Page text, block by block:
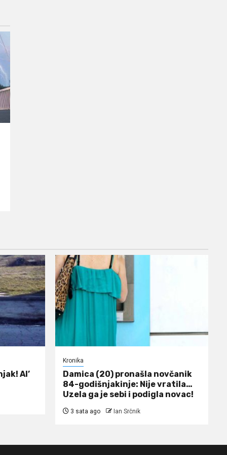
Al’
Kronika
Damica (20) pronašla novčanik
84-godišnjakinje: Nije vratila…
Uzela ga je sebi i podigla novac!
3 sata ago Ian Srčnik